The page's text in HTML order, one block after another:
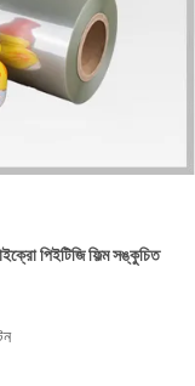
পিইটিজি ফিল্ম সঙ্কুচিত